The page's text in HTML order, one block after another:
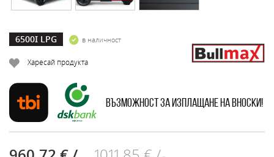
6500I LPG в наличност
Харесай продукта
Възможност за изплащане на вноски!